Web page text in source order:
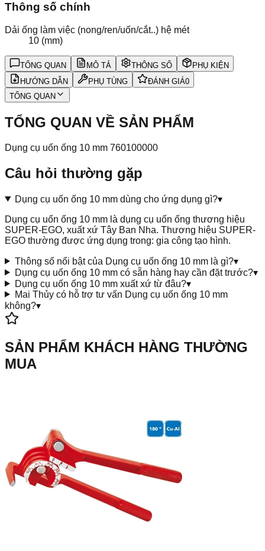
Thông số chính
Dải ống làm việc (nong/ren/uốn/cắt..) hệ mét
10 (mm)
TỔNG QUAN MÔ TẢ THÔNG SỐ
PHỤ KIỆN
HƯỚNG DẪN
PHỤ TÙNG ĐÁNH GIÁ0
TỔNG QUAN
TỔNG QUAN VỀ SẢN PHẨM
Dụng cụ uốn ống 10 mm 760100000
Câu hỏi thường gặp
Dụng cụ uốn ống 10 mm dùng cho ứng dụng gì?▾
Dụng cụ uốn ống 10 mm là dụng cụ uốn ống thương hiệu
SUPER-EGO, xuất xứ Tây Ban Nha. Thương hiệu SUPER-
EGO thường được ứng dụng trong: gia công tạo hình.
Thông số nổi bật của Dụng cụ uốn ống 10 mm là gì?▾
Dụng cụ uốn ống 10 mm có sẵn hàng hay cần đặt trước?▾
Dụng cụ uốn ống 10 mm xuất xứ từ đâu?▾
Mai Thủy có hỗ trợ tư vấn Dụng cụ uốn ống 10 mm
không?▾
SẢN PHẨM KHÁCH HÀNG THƯỜNG
MUA